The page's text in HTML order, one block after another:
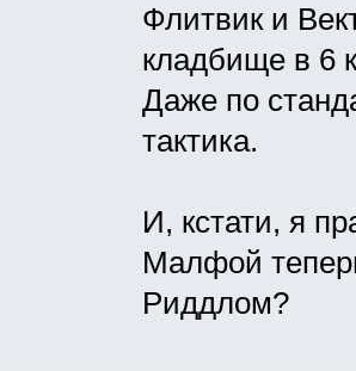
Флитвик и
кладбище в 6
Даже по
тактика.
И, кстати, я
Малфой
Риддлом?